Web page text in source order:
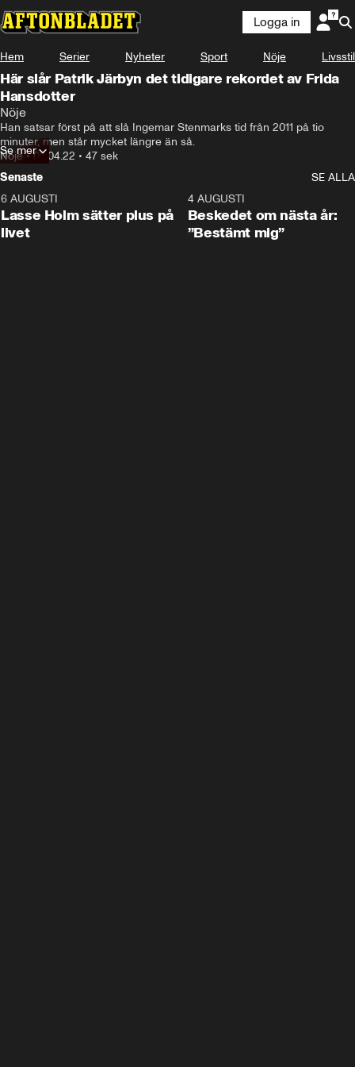
Logga in
Hem Serier Nyheter Sport Nöje Livsstil
Här slår Patrik Järbyn det tidigare rekordet av Frida
Hansdotter
Nöje
Han satsar först på att slå Ingemar Stenmarks tid från 2011 på tio
minuter, men står mycket längre än så.
Nöje•08.04.22 • 47 sek
Se mer
Senaste
SE ALLA
6 AUGUSTI
Lasse Holm sätter plus på
livet
4 AUGUSTI
Beskedet om nästa år:
”Bestämt mig”